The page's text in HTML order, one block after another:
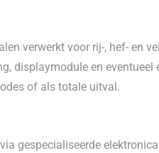
verwerkt voor rij-, hef- en
displaymodule en eventueel
of als totale uitval.
gespecialiseerde